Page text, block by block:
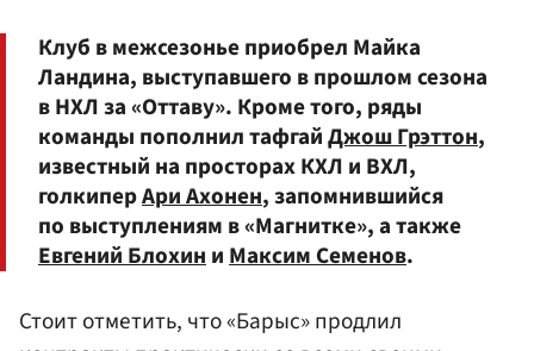
Клуб в межсезонье приобрел Майка
Ландина, выступавшего в прошлом сезона
в НХЛ за «Оттаву». Кроме того, ряды
команды пополнил тафгайДжош Грэттон,
известный на просторах КХЛ и ВХЛ,
голкиперАри Ахонен, запомнившийся
по выступлениям в «Магнитке», а также
Евгений Блохин и Максим Семенов.
Стоит отметить, что «Барыс» продлил